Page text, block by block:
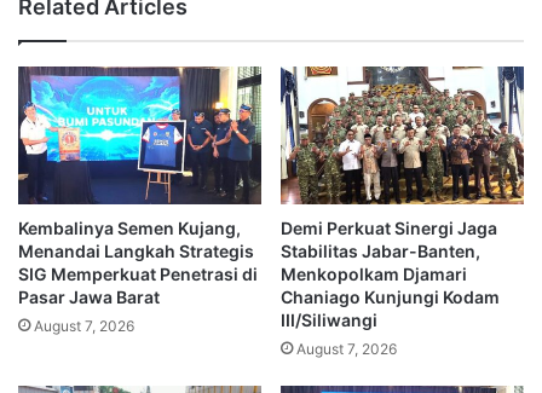
Related Articles
Kembalinya Semen Kujang,
Menandai Langkah Strategis
SIG Memperkuat Penetrasi di
Pasar Jawa Barat
August 7, 2026
Demi Perkuat Sinergi Jaga
Stabilitas Jabar-Banten,
Menkopolkam Djamari
Chaniago Kunjungi Kodam
III/Siliwangi
August 7, 2026